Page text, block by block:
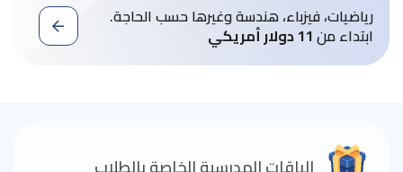
رياضيات، فيزباء، هندسة وغيرها حسب الحاجة.
ابتداء من11 دولار أمريكي